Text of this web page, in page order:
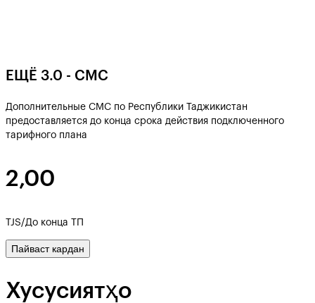
EЩË 3.0 - СМС
Дополнительные СМС по Республики Таджикистан
предоставляется до конца срока действия подключенного
тарифного плана
2,00
TJS/До конца ТП
Пайваст кардан
Хусусиятҳо